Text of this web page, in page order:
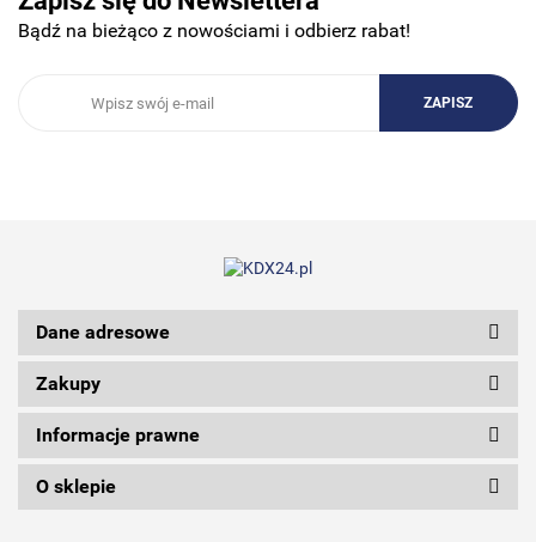
3Doodler
3M
Bądź na bieżąco z nowościami i odbierz rabat!
Dane adresowe
Zakupy
Informacje prawne
O sklepie